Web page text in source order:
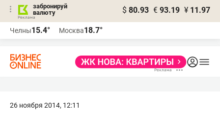
забронируй
валюту
$ 80.93 € 93.19 ¥ 11.97
Челны15.4° Москва18.7°
26 ноября 2014, 12:11